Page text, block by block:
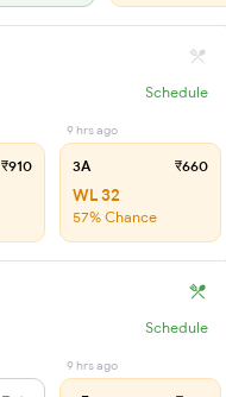
Schedule
₹910
9 hrs ago
3A ₹660
WL 32
57% Chance
Schedule
9 hrs ago